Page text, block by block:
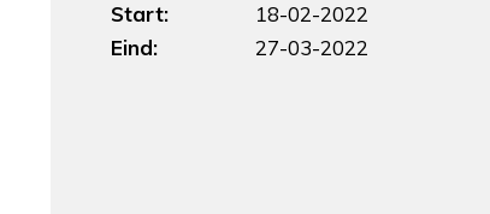
Start:
18-02-2022
Eind:
27-03-2022